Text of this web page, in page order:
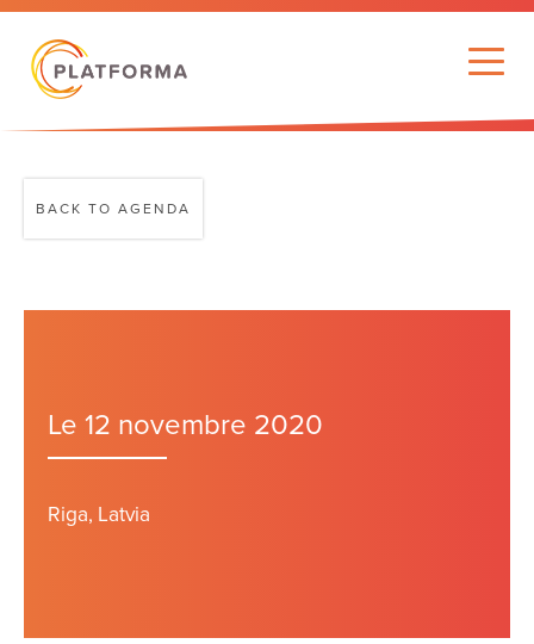
BACK TO AGENDA
Le 12 novembre 2020
Riga, Latvia